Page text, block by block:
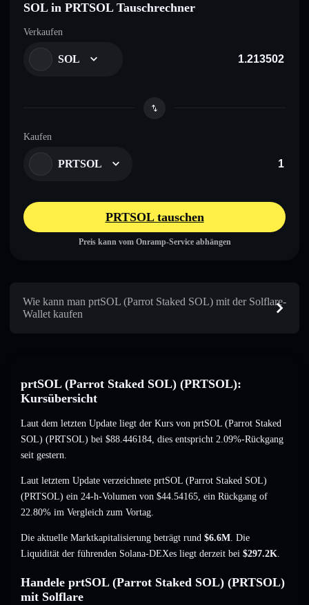
SOL in PRTSOL Tauschrechner
Verkaufen
SOL
Kaufen
PRTSOL
PRTSOL tauschen
Preis kann vom Onramp-Service abhängen
Wie kann man prtSOL (Parrot Staked SOL) mit der Solflare-
Wallet kaufen
prtSOL (Parrot Staked SOL) (PRTSOL):
Kursübersicht
Laut dem letzten Update liegt der Kurs von prtSOL (Parrot Staked
SOL) (PRTSOL) bei $88.446184, dies entspricht 2.09%-Rückgang
seit gestern.
Laut letztem Update verzeichnete prtSOL (Parrot Staked SOL)
(PRTSOL) ein 24-h-Volumen von $44.54165, ein Rückgang of
22.80% im Vergleich zum Vortag.
Die aktuelle Marktkapitalisierung beträgt rund $6.6M. Die
Liquidität der führenden Solana-DEXes liegt derzeit bei $297.2K.
Handele prtSOL (Parrot Staked SOL) (PRTSOL)
mit Solflare